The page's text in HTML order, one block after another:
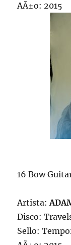
AÃ±o: 2015
16 Bow
Artista:
Disco:
Sello: